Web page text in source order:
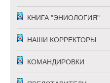
КНИГА "ЭНИОЛОГИЯ"
НАШИ КОРРЕКТОРЫ
КОМАНДИРОВКИ